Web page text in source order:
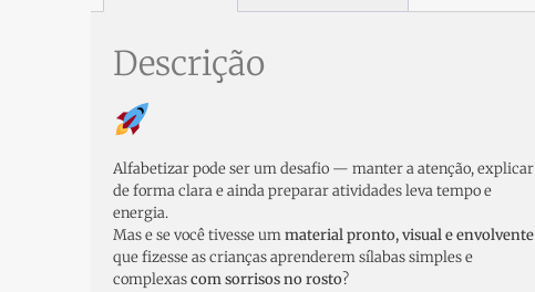
Descrição
Alfabetizar pode ser um desafio — manter a atenção, explicar
de forma clara e ainda preparar atividades leva tempo e
energia.
Mas e se você tivesse ummaterial pronto, visual e envolvente
que fizesse as crianças aprenderem sílabas simples e
complexascom sorrisos no rosto?